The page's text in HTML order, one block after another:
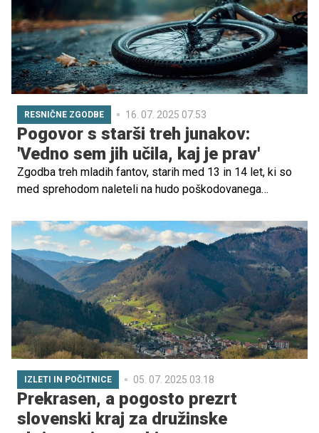
senzorne igre in kako jo vključiti v otrokov vsakdan.
RESNIČNE ZGODBE 16. 07. 2025 07.53
Pogovor s starši treh junakov:
'Vedno sem jih učila, kaj je prav'
Zgodba treh mladih fantov, starih med 13 in 14 let, ki so
med sprehodom naleteli na hudo poškodovanega
je več kot le primer srčne reakcije. Poklepetali smo z
njihovimi starši o tem, kako so fantje brez oklevanja
pomagali.
IZLETI IN POČITNICE 05. 07. 2025 03.18
Prekrasen, a pogosto prezrt
slovenski kraj za družinske